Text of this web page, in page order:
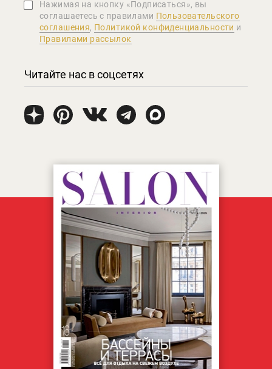
Нажимая на кнопку «Подписаться», вы
соглашаетеcь с правилами Пользовательского
соглашения, Политикой конфиденциальности и
Правилами рассылок
Читайте нас в соцсетях